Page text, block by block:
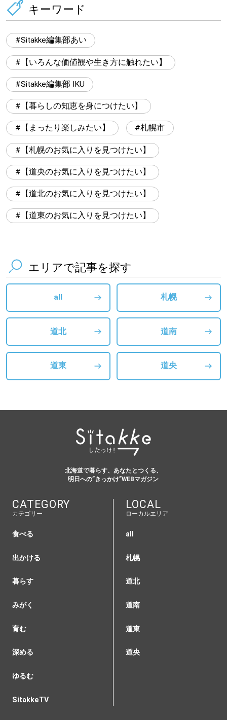
キーワード
Sitakke編集部あい
【いろんな価値観や生き方に触れたい】
Sitakke編集部 IKU
【暮らしの知恵を身につけたい】
【まったり楽しみたい】 札幌市
【札幌のお気に入りを見つけたい】
【道央のお気に入りを見つけたい】
【道北のお気に入りを見つけたい】
【道東のお気に入りを見つけたい】
エリアで記事を探す
all 札幌
道北 道南
道東 道央
北海道で暮らす、あなたとつくる、
明日への”きっかけ”WEBマガジン
CATEGORY
カテゴリー
食べる
出かける
暮らす
みがく
育む
深める
ゆるむ
SitakkeTV
LOCAL
ローカルエリア
all
札幌
道北
道南
道東
道央